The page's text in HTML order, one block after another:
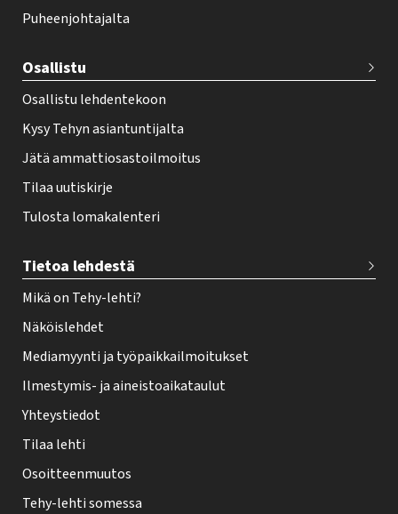
t
r
Puheenjohtajalta
Osallistu
Osallistu lehdentekoon
Kysy Tehyn asiantuntijalta
Jätä ammattiosastoilmoitus
Tilaa uutiskirje
Tulosta lomakalenteri
Tietoa lehdestä
Mikä on Tehy-lehti?
Näköislehdet
Mediamyynti ja työpaikkailmoitukset
Ilmestymis- ja aineistoaikataulut
Yhteystiedot
Tilaa lehti
Osoitteenmuutos
Tehy-lehti somessa